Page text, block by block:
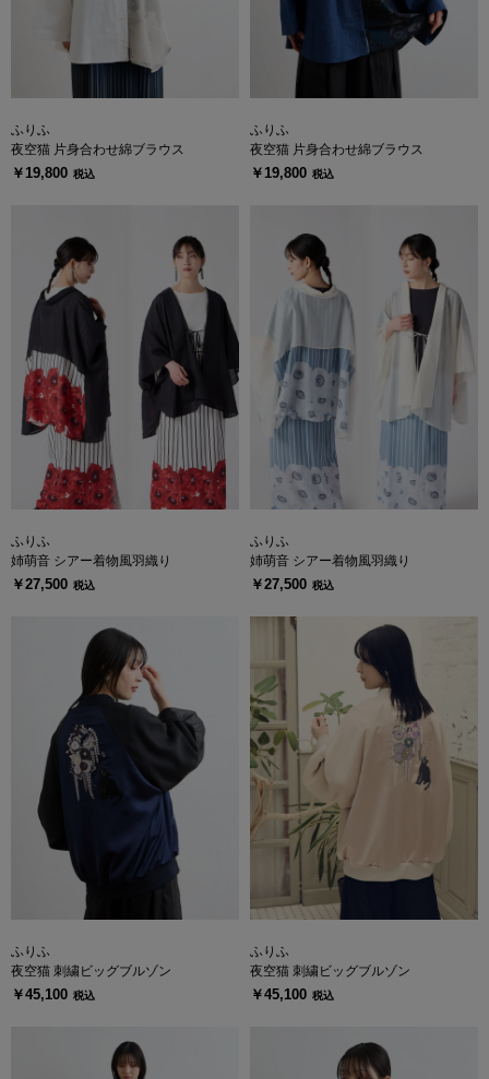
ふりふ
夜空猫 片身合わせ綿ブラウス
￥19,800 税込
ふりふ
夜空猫 片身合わせ綿ブラウス
￥19,800 税込
ふりふ
姉萌音 シアー着物風羽織り
￥27,500 税込
ふりふ
姉萌音 シアー着物風羽織り
￥27,500 税込
ふりふ
夜空猫 刺繍ビッグブルゾン
￥45,100 税込
ふりふ
夜空猫 刺繍ビッグブルゾン
￥45,100 税込